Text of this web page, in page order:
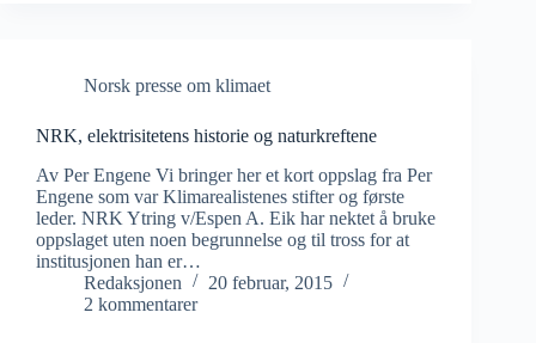
Norsk presse om klimaet
NRK, elektrisitetens historie og naturkreftene
Av Per Engene Vi bringer her et kort oppslag fra Per
Engene som var Klimarealistenes stifter og første
leder. NRK Ytring v/Espen A. Eik har nektet å bruke
oppslaget uten noen begrunnelse og til tross for at
institusjonen han er…
Redaksjonen
20 februar, 2015
2 kommentarer